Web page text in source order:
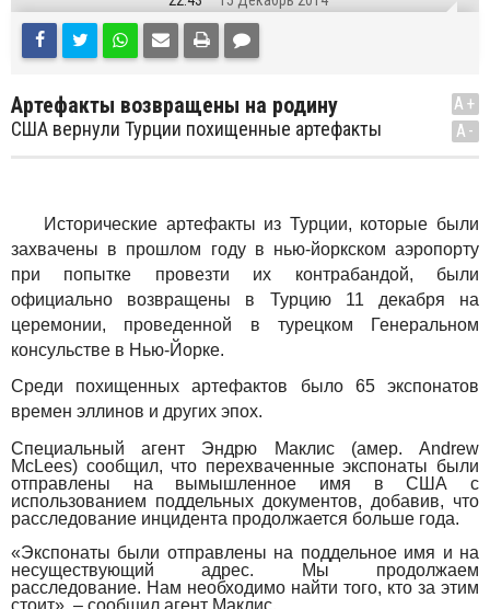
Артефакты возвращены на родину
США вернули Турции похищенные артефакты
A+
A-
Исторические артефакты из Турции, которые были
захвачены в прошлом году в нью-йоркском аэропорту
при попытке провезти их контрабандой, были
официально возвращены в Турцию 11 декабря на
церемонии, проведенной в турецком Генеральном
консульстве в Нью-Йорке.
Среди похищенных артефактов было 65 экспонатов
времен эллинов и других эпох.
Специальный агент Эндрю Маклис (амер. Andrew
McLees) сообщил, что перехваченные экспонаты были
отправлены на вымышленное имя в США с
использованием поддельных документов, добавив, что
расследование инцидента продолжается больше года.
«Экспонаты были отправлены на поддельное имя и на
несуществующий адрес. Мы продолжаем
расследование. Нам необходимо найти того, кто за этим
стоит», – сообщил агент Маклис.